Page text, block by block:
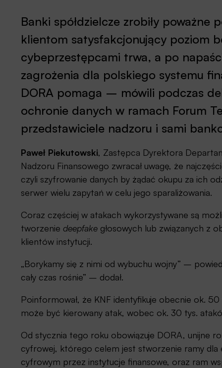
Banki spółdzielcze zrobiły
klientom satysfakcjonujący poziom
cybeprzestępcami trwa, a po
zagrożenia dla polskiego systemu
DORA pomaga – mówili podczas
ochronie danych w ramach Forum
przedstawiciele nadzoru i sami
Paweł Piekutowski, Zastępca Dyrektora
Nadzoru Finansowego zwracał uwagę, że
czyli szyfrowanie danych by żądać okupu za ich
serwer wielu zapytań w celu jego sparaliżowania.
Coraz częściej w atakach wykorzystywane są
tworzenie deepfake głosowych lub związanych z
klientów instytucji.
„Borykamy się z nimi od wybuchu wojny” –
cały czas rośnie” – dodał.
Poinformował, że KNF identyfikuje obecnie ok.
może być kierowany atak, wobec ok. 30 tys.
Od stycznia tego roku obowiązuje DORA, unijne
cyfrowej, którego celem jest stworzenie ramy
cyfrowym przez instytucje finansowe, oraz ram